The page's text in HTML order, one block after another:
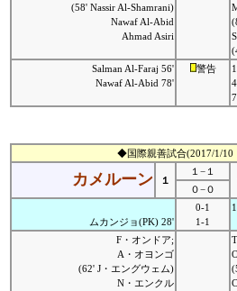
(58' Nassir Al-Shamrani)
Nawaf Al-Abid
Ahmad Asiri
Salman Al-Faraj 56'
Nawaf Al-Abid 78'
警告
◆国際親善試合(2017/1/10
カメルーン １
１−１
０−０
ムカンジョ(PK) 28'
0-1
1-1
F・オンドア;
A・オヨンゴ
(62' J・エングウェム)
N・エンクル